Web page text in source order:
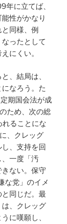
年に立てば、
性がかなり
同様、例
ったとして
にくい。
、結局は、
なろう。た
期国会法が成
ため、次の総
ることにな
、クレッグ
、支持を回
一度「汚
ない。保守
な党」のイメ
同じだ。最
、クレッグ
に嘆願し、